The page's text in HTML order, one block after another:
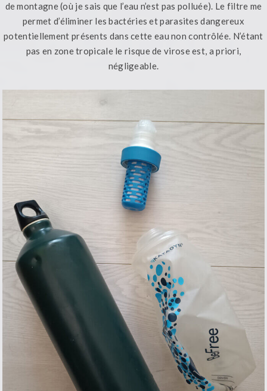
de montagne (où je sais que l’eau n’est pas polluée). Le filtre me
permet d’éliminer les bactéries et parasites dangereux
potentiellement présents dans cette eau non contrôlée. N’étant
pas en zone tropicale le risque de virose est, a priori,
négligeable.